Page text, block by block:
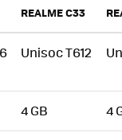
REALME C33
Unisoc T612
4 GB 4